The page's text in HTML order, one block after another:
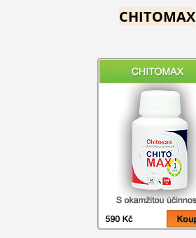
CHITOMAX